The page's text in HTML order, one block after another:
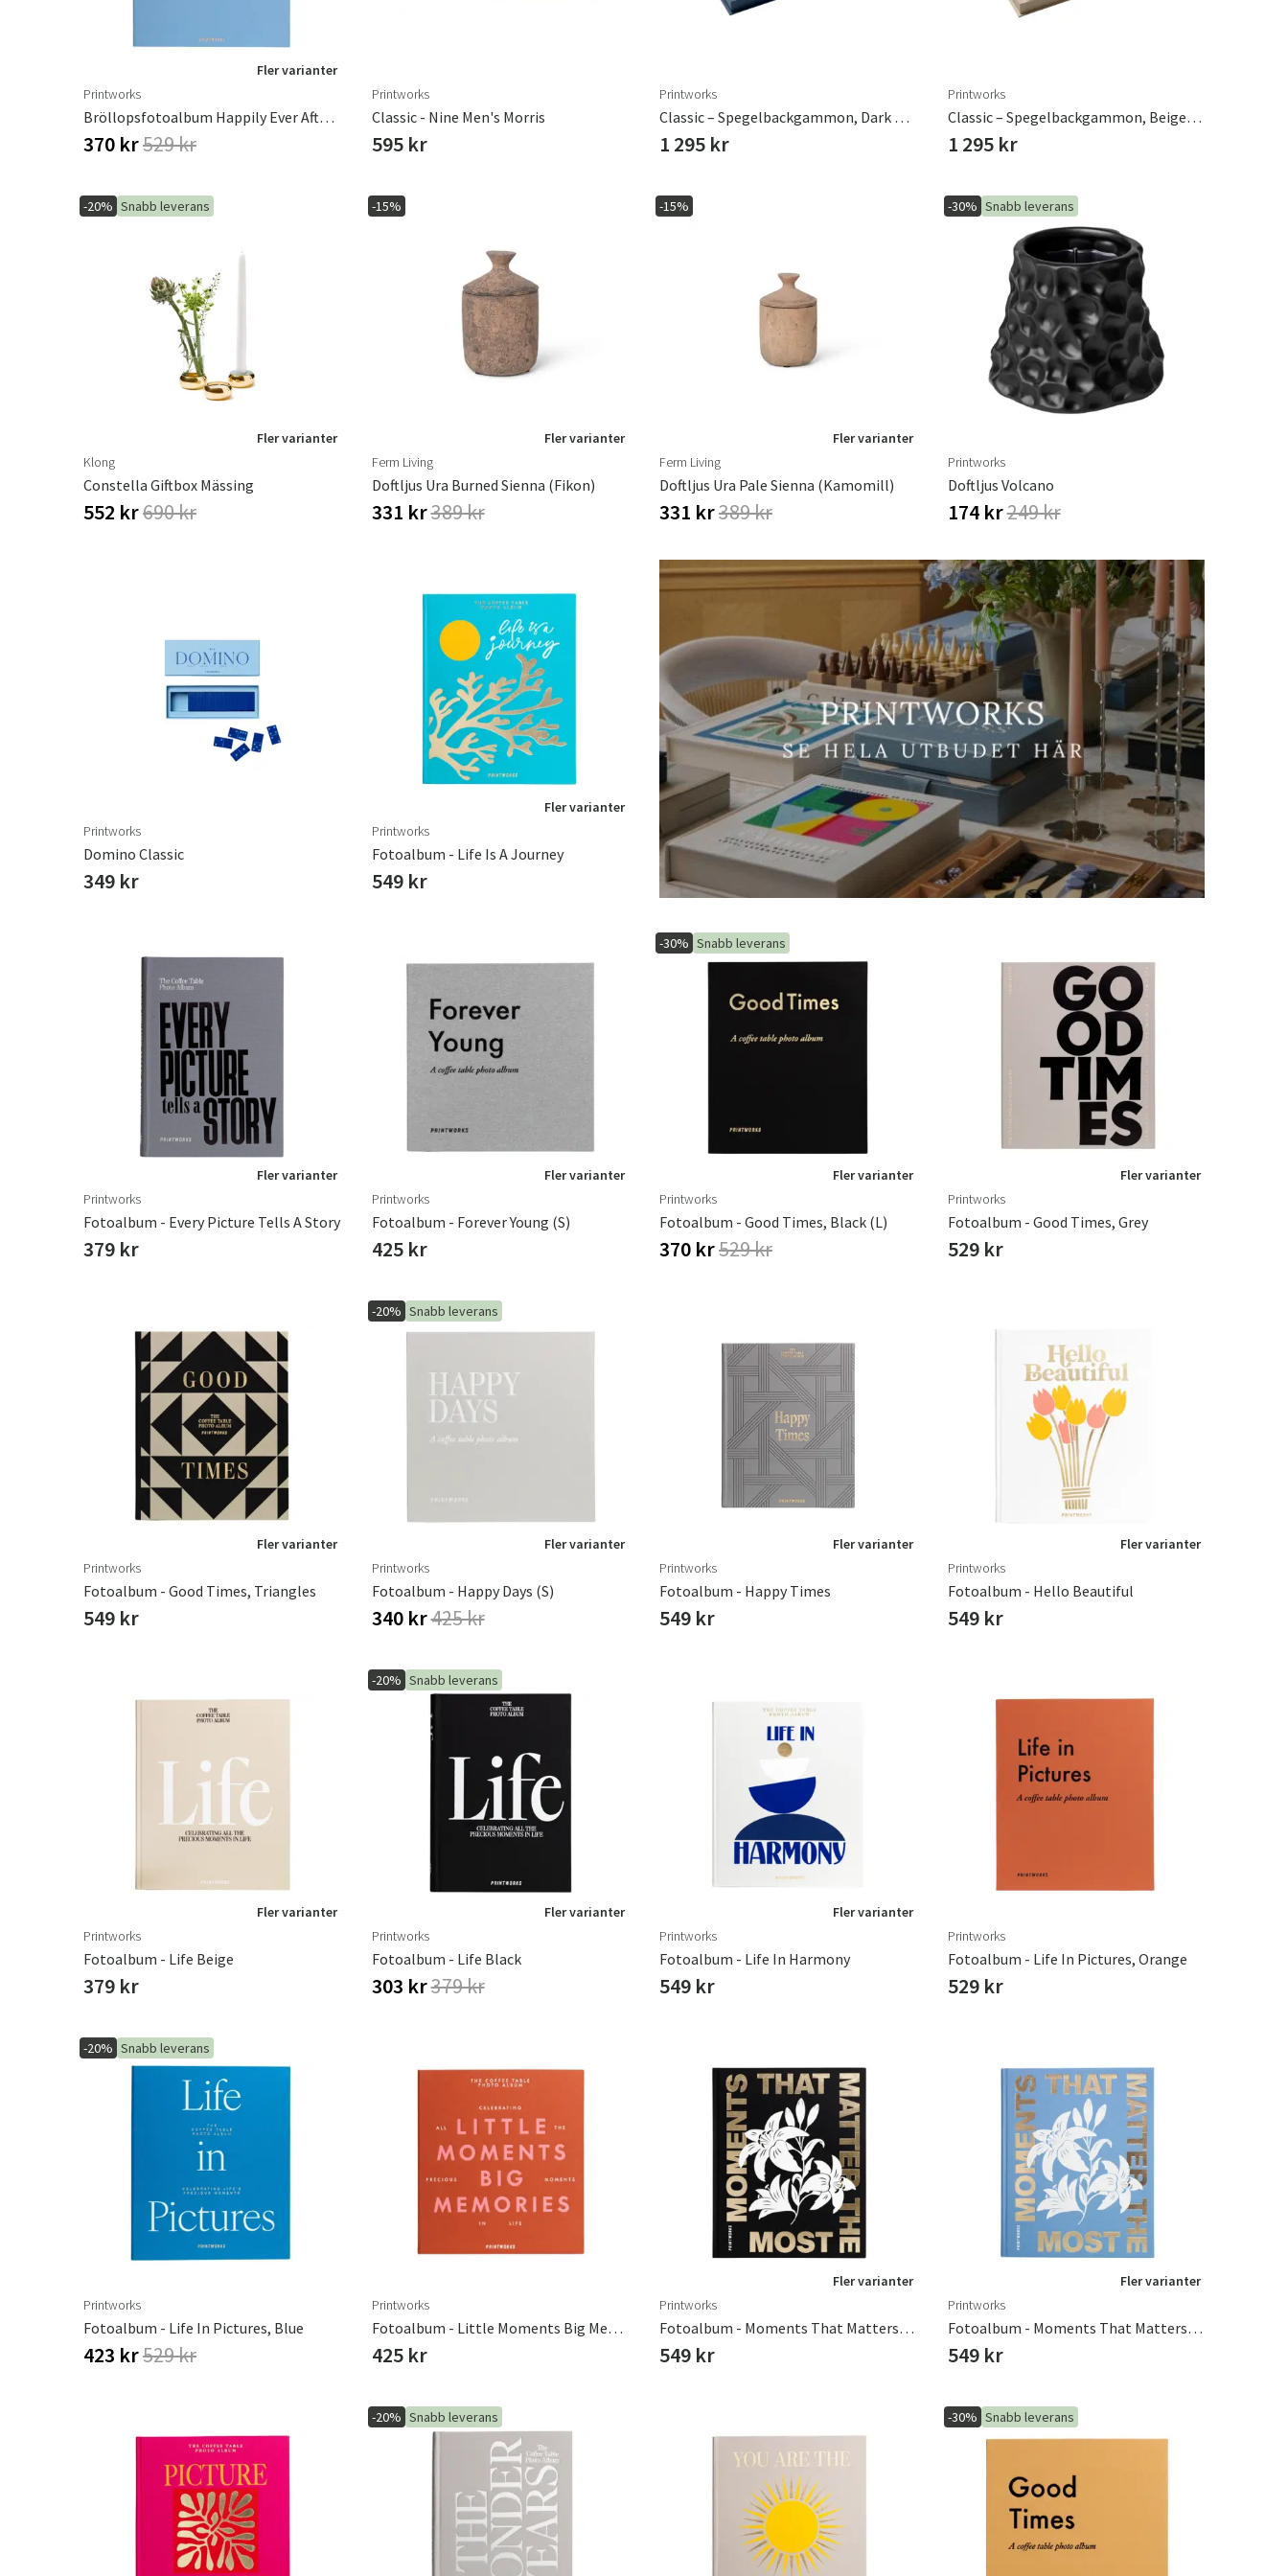
Fler varianter
Printworks
Bröllopsfotoalbum Happily Ever After Blue
370 kr529 kr
Printworks
Classic - Nine Men's Morris
595 kr
Printworks
Classic – Spegelbackgammon, Dark Blue/Copper Printworks
1 295 kr
Printworks
Classic – Spegelbackgammon, Beige/clear
1 295 kr
-20% Snabb leverans
Fler varianter
Klong
Constella Giftbox Mässing
552 kr690 kr
-15%
Fler varianter
Ferm Living
Doftljus Ura Burned Sienna (Fikon)
331 kr389 kr
-15%
Fler varianter
Ferm Living
Doftljus Ura Pale Sienna (Kamomill)
331 kr389 kr
-30% Snabb leverans
Printworks
Doftljus Volcano
174 kr249 kr
Printworks
Domino Classic
349 kr
Fler varianter
Printworks
Fotoalbum - Life Is A Journey
549 kr
Fler varianter
Printworks
Fotoalbum - Every Picture Tells A Story
379 kr
Fler varianter
Printworks
Fotoalbum - Forever Young (S)
425 kr
-30% Snabb leverans
Fler varianter
Printworks
Fotoalbum - Good Times, Black (L)
370 kr529 kr
Fler varianter
Printworks
Fotoalbum - Good Times, Grey
529 kr
Fler varianter
Printworks
Fotoalbum - Good Times, Triangles
549 kr
-20% Snabb leverans
Fler varianter
Printworks
Fotoalbum - Happy Days (S)
340 kr425 kr
Fler varianter
Printworks
Fotoalbum - Happy Times
549 kr
Fler varianter
Printworks
Fotoalbum - Hello Beautiful
549 kr
Fler varianter
Printworks
Fotoalbum - Life Beige
379 kr
-20% Snabb leverans
Fler varianter
Printworks
Fotoalbum - Life Black
303 kr379 kr
Fler varianter
Printworks
Fotoalbum - Life In Harmony
549 kr
Printworks
Fotoalbum - Life In Pictures, Orange
529 kr
-20% Snabb leverans
Printworks
Fotoalbum - Life In Pictures, Blue
423 kr529 kr
Printworks
Fotoalbum - Little Moments Big Memories, Orange
425 kr
Fler varianter
Printworks
Fotoalbum - Moments That Matters The Most Black
549 kr
Fler varianter
Printworks
Fotoalbum - Moments That Matters The Most Blue
549 kr
-20% Snabb leverans -30% Snabb leverans